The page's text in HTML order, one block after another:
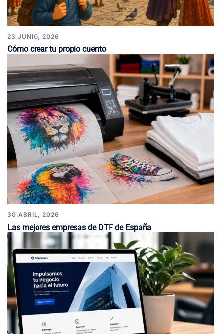
23 JUNIO, 2026
Cómo crear tu propio cuento
30 ABRIL, 2026
Las mejores empresas de DTF de España